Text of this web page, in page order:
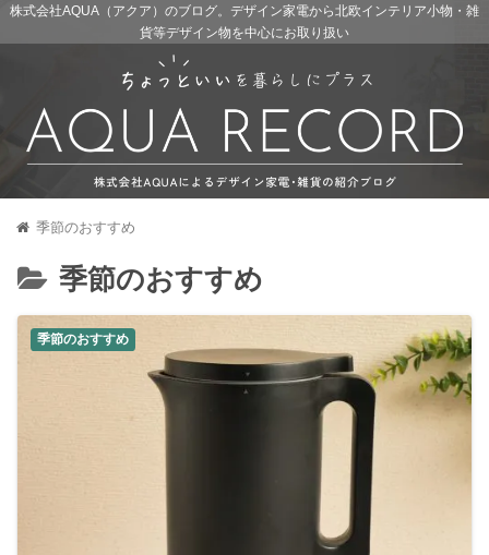
株式会社AQUA（アクア）のブログ。デザイン家電から北欧インテリア小物・雑
貨等デザイン物を中心にお取り扱い
季節のおすすめ
季節のおすすめ
季節のおすすめ